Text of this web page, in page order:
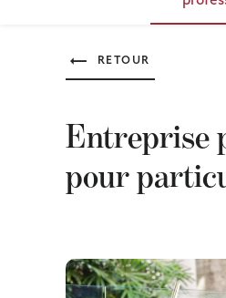
RETOUR
Entreprise
pour